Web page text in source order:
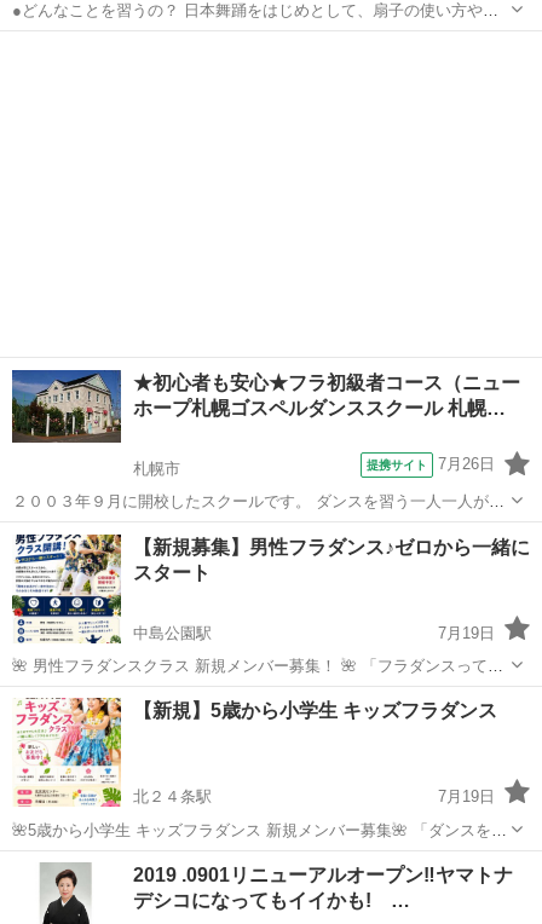
●どんなことを習うの？ 日本舞踊をはじめとして、扇子の使い方や着
物の着付けなどをお稽古します。 もちろん礼儀作法も自然に身につい
★初心者も安心★フラ初級者コース（ニュー
ホープ札幌ゴスペルダンススクール 札幌…
札幌市 提携サイト 7月26日
２００３年９月に開校したスクールです。 ダンスを習う一人一人がダ
ンスの歌詞を通して心で感じたものを そのまま体で表現し、ダンスす
る事で励まされ、 心がいつも希望で満ちている事ができたらという コ
ンセプトの元、前向きに...
北海道 札幌市 フラダンス
【新規募集】男性フラダンス♪ゼロから一緒に
スタート
中島公園駅
7月19日
🌺 男性フラダンスクラス 新規メンバー募集！ 🌺 「フラダンスって女
性のイメージ…」 そう思っていませんか？😊 実はフラダンスは、男性
の力強さやしなやかさも魅力のダンス。 年齢や経験は問いません。 こ
のクラスは、こ...
北海道 札幌市 中島公園駅 フラダンス フラ
【新規】5歳から小学生 キッズフラダンス
北２４条駅
7月19日
🌺5歳から小学生 キッズフラダンス 新規メンバー募集🌺 「ダンスを習
ってみたい！」 「体を動かすことが好き！」 「新しいことにチャレン
ジしてみたい！」 そんなお子さまを募集しています😊 このクラスはこ
れからスタート...
北海道 札幌市 北２４条駅 フラ
2019 .0901リニューアルオープン‼ヤマトナ
デシコになってもイイかも! …